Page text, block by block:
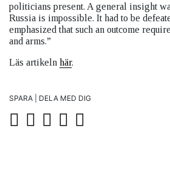
politicians present. A general insight
Russia is impossible. It had to be
emphasized that such an outcome
and arms.”
Läs artikeln här.
SPARA | DELA MED DIG